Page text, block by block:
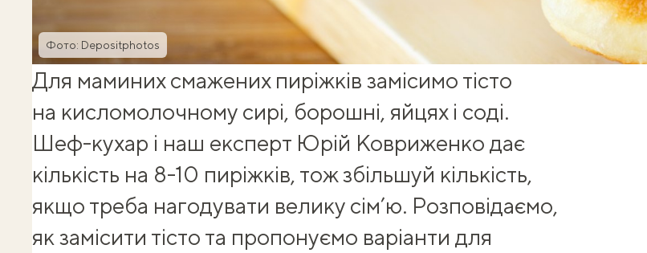
Фото: Depositphotos
Для маминихсмажених пиріжків замісимо тісто
на кисломолочному сирі, борошні, яйцях і соді.
Шеф-кухар і наш експерт Юрій Ковриженко дає
кількість на 8-10 пиріжків, тож збільшуй кількість,
якщо треба нагодувати велику сім’ю. Розповідаємо,
як замісити тісто та пропонуємо варіанти для